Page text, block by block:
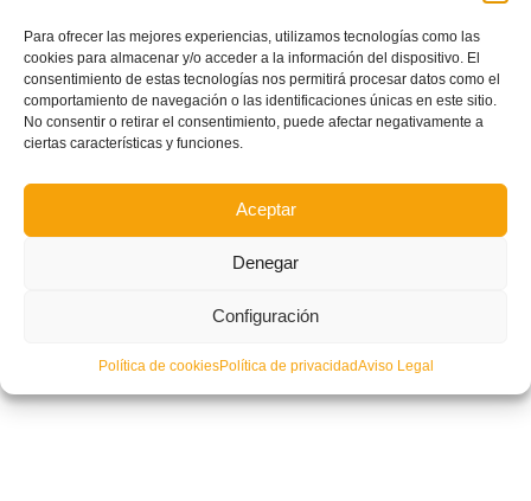
Para ofrecer las mejores experiencias, utilizamos tecnologías como las
cookies para almacenar y/o acceder a la información del dispositivo. El
consentimiento de estas tecnologías nos permitirá procesar datos como el
comportamiento de navegación o las identificaciones únicas en este sitio.
No consentir o retirar el consentimiento, puede afectar negativamente a
ciertas características y funciones.
Aceptar
Denegar
Configuración
Política de cookiesPolítica de privacidadAviso Legal
El Atlético Saguntino pone la luz en 1/4 de Copa RFEF